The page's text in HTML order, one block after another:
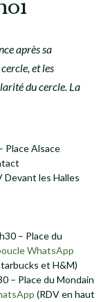
après sa
et les
du cercle. La
Place Alsace
Devant les Halles
– Place du
WhatsApp
et H&M)
– Place du Mondain
(RDV en haut